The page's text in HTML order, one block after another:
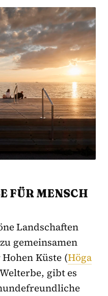
FÜR MENSCH
Landschaften
gemeinsamen
Küste (Höga
gibt es